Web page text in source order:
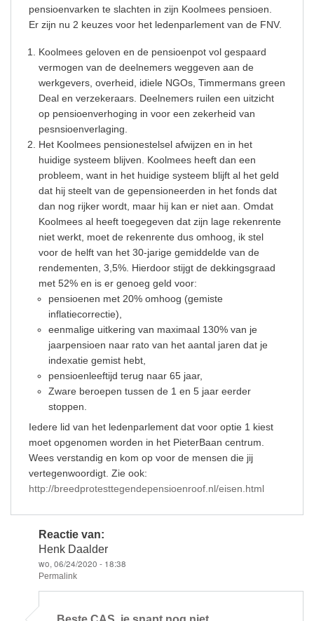
pensioenvarken te slachten in zijn Koolmees pensioen.
Er zijn nu 2 keuzes voor het ledenparlement van de FNV.
Koolmees geloven en de pensioenpot vol gespaard
vermogen van de deelnemers weggeven aan de
werkgevers, overheid, idiele NGOs, Timmermans green
Deal en verzekeraars. Deelnemers ruilen een uitzicht
op pensioenverhoging in voor een zekerheid van
pesnsioenverlaging.
Het Koolmees pensionestelsel afwijzen en in het
huidige systeem blijven. Koolmees heeft dan een
probleem, want in het huidige systeem blijft al het geld
dat hij steelt van de gepensioneerden in het fonds dat
dan nog rijker wordt, maar hij kan er niet aan. Omdat
Koolmees al heeft toegegeven dat zijn lage rekenrente
niet werkt, moet de rekenrente dus omhoog, ik stel
voor de helft van het 30-jarige gemiddelde van de
rendementen, 3,5%. Hierdoor stijgt de dekkingsgraad
met 52% en is er genoeg geld voor:
pensioenen met 20% omhoog (gemiste
inflatiecorrectie),
eenmalige uitkering van maximaal 130% van je
jaarpensioen naar rato van het aantal jaren dat je
indexatie gemist hebt,
pensioenleeftijd terug naar 65 jaar,
Zware beroepen tussen de 1 en 5 jaar eerder
stoppen.
Iedere lid van het ledenparlement dat voor optie 1 kiest
moet opgenomen worden in het PieterBaan centrum.
Wees verstandig en kom op voor de mensen die jij
vertegenwoordigt. Zie ook:
http://breedprotesttegendepensioenroof.nl/eisen.html
Reactie van:
Henk Daalder
wo, 06/24/2020 - 18:38
Permalink
antwoord